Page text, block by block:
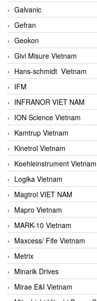
Galvanic
Gefran
Geokon
Givi Misure Vietnam
Hans-schmidt Vietnam
IFM
INFRANOR VIET NAM
ION Science Vietnam
Kamtrup Vietnam
Kinetrol Vietnam
Koehleinstrument Vietnam
Logika Vietnam
Magtrol VIET NAM
Mapro Vietnam
MARK-10 Vietnam
Maxcess/ Fife Vietnam
Metrix
Minarik Drives
Mirae E&I Vietnam